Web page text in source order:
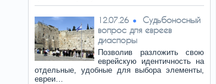
12.07.26
Судьбоносный
вопрос для евреев
диаспоры
Позволив разложить свою
еврейскую идентичность на
отдельные, удобные для выбора элементы,
евреи…